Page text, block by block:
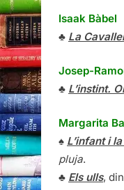
Isaak Bàbel
♣ La
Josep-
♣ L’instint.
Margarita
♠ L’infant i
pluja.
♣ Els ulls,